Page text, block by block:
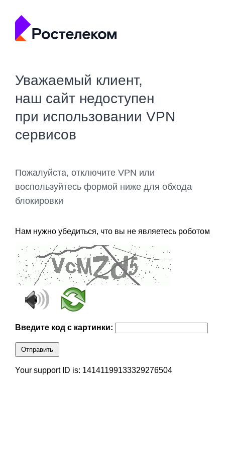
Уважаемый клиент,
наш сайт недоступен
при использовании VPN
сервисов
Пожалуйста, отключите VPN или
воспользуйтесь формой ниже для обхода
блокировки
Нам нужно убедиться, что вы не являетесь роботом
Введите код с картинки:
Отправить
Your support ID is: 14141199133329276504